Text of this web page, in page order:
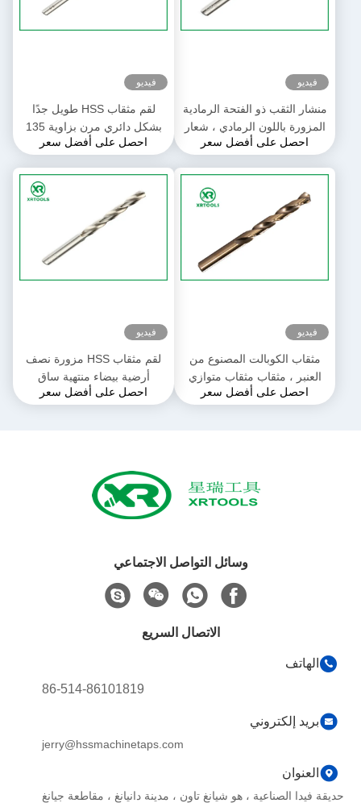
فيديو
منشار الثقب ذو الفتحة الرمادية
المزورة باللون الرمادي ، شعار
ختم الثقب المستقيم براد بوينت
احصل على أفضل سعر
فيديو
لقم مثقاب HSS طويل جدًا
بشكل دائري مرن بزاوية 135
درجة لقم الثقب الكوبالت
احصل على أفضل سعر
فيديو
مثقاب الكوبالت المصنوع من
العنبر ، مثقاب مثقاب متوازي
أحرار عرقوب
احصل على أفضل سعر
فيديو
لقم مثقاب HSS مزورة نصف
أرضية بيضاء منتهية ساق
مستقيمة DIN 338 مثقاب ساق
احصل على أفضل سعر
وسائل التواصل الاجتماعي
الاتصال السريع
الهاتف
86-514-86101819
بريد إلكتروني
jerry@hssmachinetaps.com
العنوان
حديقة فيدا الصناعية ، هو شيانغ تاون ، مدينة دانيانغ ، مقاطعة جيانغ